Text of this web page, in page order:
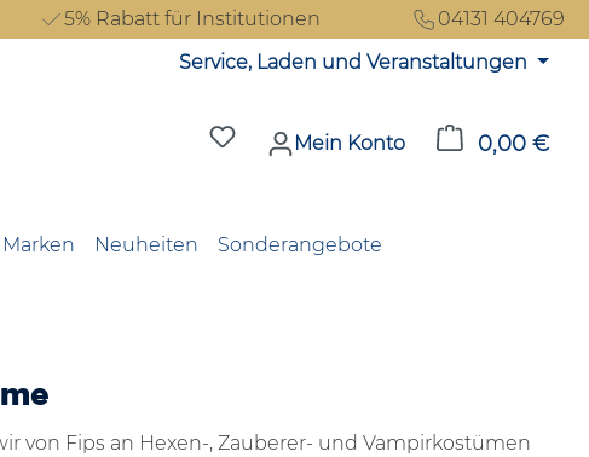
5% Rabatt für Institutionen
04131 404769
Service, Laden und Veranstaltungen
Du hast 0 Produkte auf dem
Mein Konto 0,00 €
Neuheiten Sonderangebote
von Fips an Hexen-, Zauberer- und Vampirkostümen